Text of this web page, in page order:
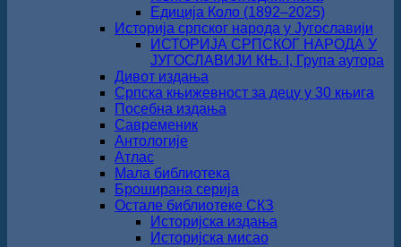
Едиција Коло (1892‒2025)
Историја српског народа у Југославији
ИСТОРИЈА СРПСКОГ НАРОДА У
ЈУГОСЛАВИЈИ КЊ. I, Група аутора
Дивот издања
Српска књижевност за децу у 30 књига
Посебна издања
Савременик
Антологије
Атлас
Мала библиотека
Броширана серија
Остале библиотеке СКЗ
Историјска издања
Историјска мисао